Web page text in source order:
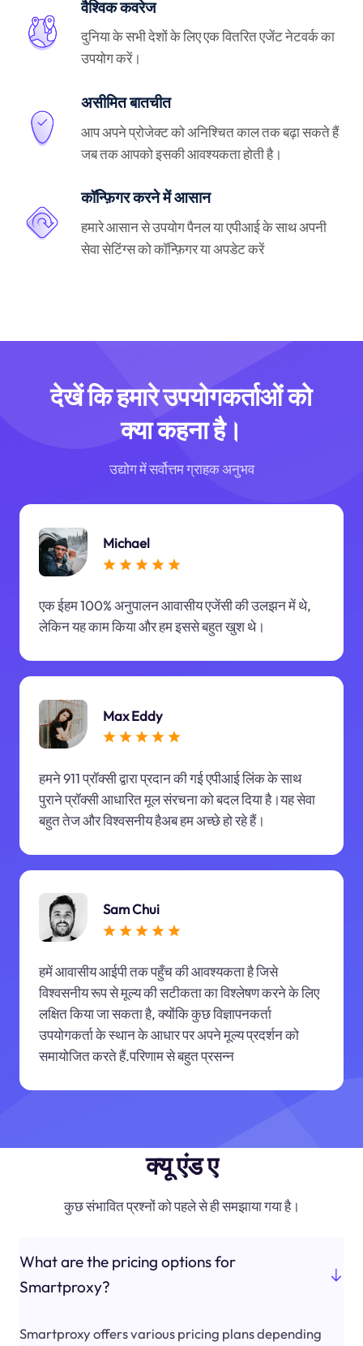
वैश्विक कवरेज
दुनिया के सभी देशों के लिए एक वितरित एजेंट नेटवर्क का
उपयोग करें।
असीमित बातचीत
आप अपने प्रोजेक्ट को अनिश्चित काल तक बढ़ा सकते हैं
जब तक आपको इसकी आवश्यकता होती है।
कॉन्फ़िगर करने में आसान
हमारे आसान से उपयोग पैनल या एपीआई के साथ अपनी
सेवा सेटिंग्स को कॉन्फ़िगर या अपडेट करें
देखें कि हमारे उपयोगकर्ताओं को
क्या कहना है।
उद्योग में सर्वोत्तम ग्राहक अनुभव
Michael
एक ईहम 100% अनुपालन आवासीय एजेंसी की उलझन में थे,
लेकिन यह काम किया और हम इससे बहुत खुश थे।
Max Eddy
हमने 911 प्रॉक्सी द्वारा प्रदान की गई एपीआई लिंक के साथ
पुराने प्रॉक्सी आधारित मूल संरचना को बदल दिया है।यह सेवा
बहुत तेज और विश्वसनीय हैअब हम अच्छे हो रहे हैं।
Sam Chui
हमें आवासीय आईपी तक पहुँच की आवश्यकता है जिसे
विश्वसनीय रूप से मूल्य की सटीकता का विश्लेषण करने के लिए
लक्षित किया जा सकता है, क्योंकि कुछ विज्ञापनकर्ता
उपयोगकर्ता के स्थान के आधार पर अपने मूल्य प्रदर्शन को
समायोजित करते हैं.परिणाम से बहुत प्रसन्न
क्यू एंड ए
कुछ संभावित प्रश्नों को पहले से ही समझाया गया है।
What are the pricing options for
Smartproxy?
Smartproxy offers various pricing plans depending